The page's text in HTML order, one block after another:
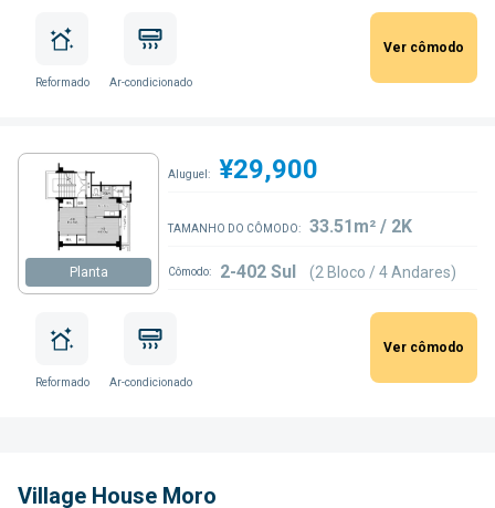
Reformado Ar-condicionado
Ver cômodo
Planta
Aluguel: ¥29,900
TAMANHO DO CÔMODO: 33.51m² / 2K
Cômodo: 2-402 Sul (2 Bloco / 4 Andares)
Reformado Ar-condicionado
Ver cômodo
Village House Moro